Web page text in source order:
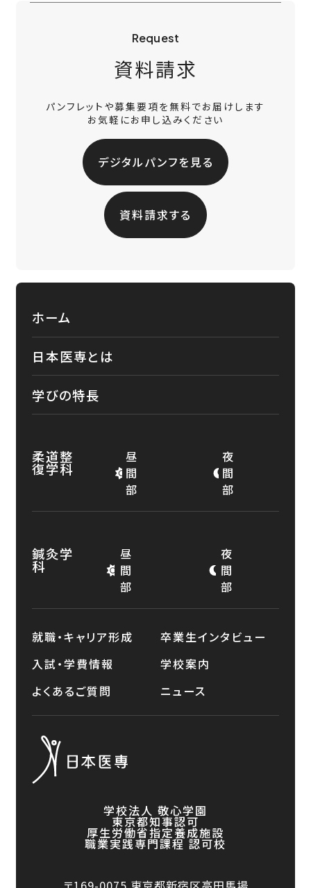
Request
資料請求
パンフレットや募集要項を無料でお届けします
お気軽にお申し込みください
デジタルパンフを見る
資料請求する
学校法人 敬心学園
東京都知事認可
厚生労働省指定養成施設
職業実践専門課程 認可校
ホーム
日本医専とは
学びの特長
柔道整
復学科
昼
間
部
夜
間
部
鍼灸学
科
昼
間
部
夜
間
部
就職・キャリア形成
卒業生インタビュー
入試・学費情報
学校案内
よくあるご質問
ニュース